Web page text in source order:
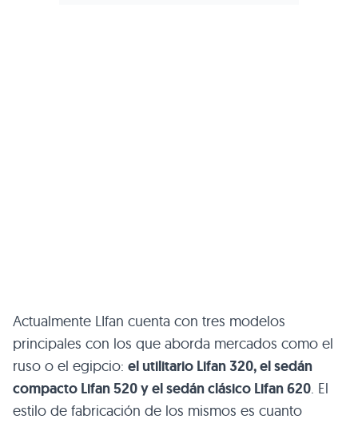
Actualmente LIfan cuenta con tres modelos
principales con los que aborda mercados como el
ruso o el egipcio: el utilitario Lifan 320, el sedán
compacto Lifan 520 y el sedán clásico Lifan 620. El
estilo de fabricación de los mismos es cuanto